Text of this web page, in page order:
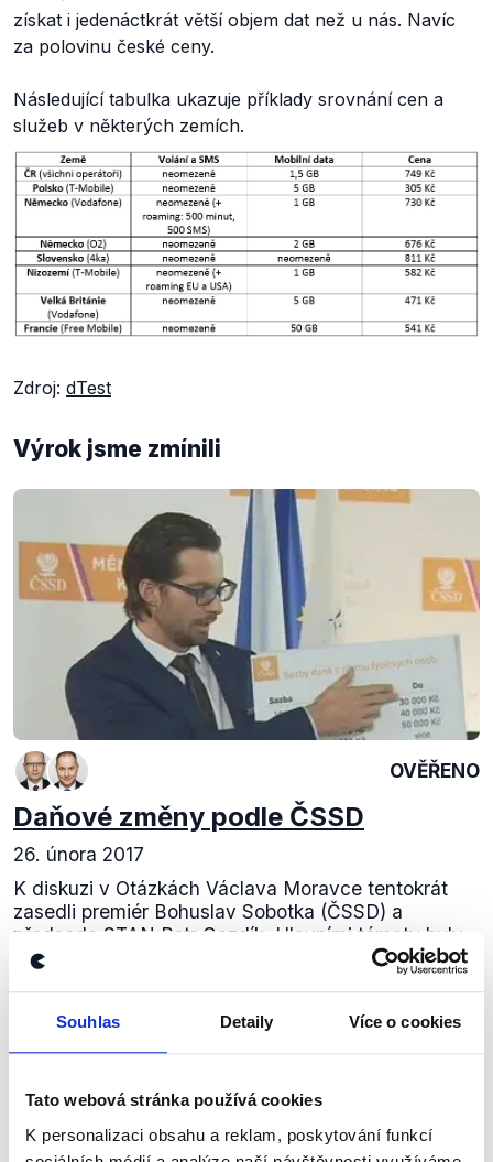
Souhlas Detaily Více o cookies
Tato webová stránka používá cookies
K personalizaci obsahu a reklam, poskytování funkcí
získat i jedenáctkrát větší objem dat než u nás. Navíc
za polovinu české ceny.
Následující tabulka ukazuje příklady srovnání cen a
služeb v některých zemích.
Zdroj: dTest
Výrok jsme zmínili
OVĚŘENO
Daňové změny podle ČSSD
26. února 2017
K diskuzi v Otázkách Václava Moravce tentokrát
zasedli premiér Bohuslav Sobotka (ČSSD) a
předseda STAN Petr Gazdík. Hlavními tématy byly
progresivní zdanění navrhované ČSSD a obecně
Číst dál
Zůstaňme v kontaktu